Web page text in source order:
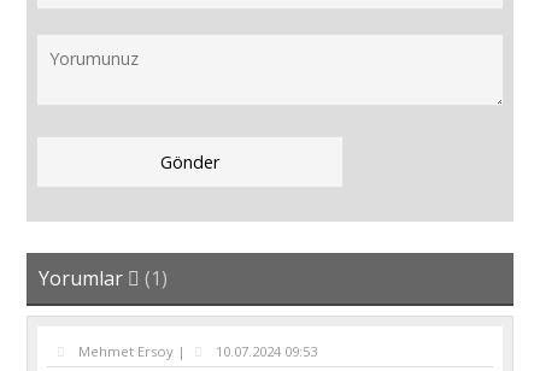
Yorumlar (1)
Mehmet Ersoy | 10.07.2024 09:53